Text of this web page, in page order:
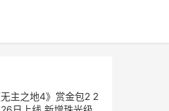
无主之地4》赏金包2 2